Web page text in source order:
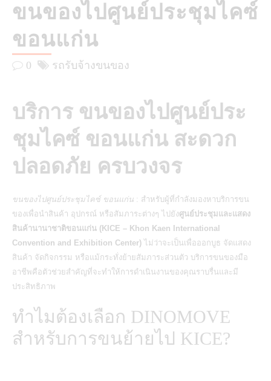
ขนของไปศูนย์ประชุมไคซ์
ขอนแก่น
0 รถรับจ้างขนของ
บริการ ขนของไปศูนย์ประ
ชุมไคซ์ ขอนแก่น สะดวก
ปลอดภัย ครบวงจร
ขนของไปศูนย์ประชุมไคซ์ ขอนแก่น : สำหรับผู้ที่กำลังมองหาบริการขน
ของเพื่อนำสินค้า อุปกรณ์ หรือสัมภาระต่างๆ ไปยังศูนย์ประชุมและแสดง
สินค้านานาชาติขอนแก่น (KICE – Khon Kaen International
Convention and Exhibition Center) ไม่ว่าจะเป็นเพื่อออกบูธ จัดแสดง
สินค้า จัดกิจกรรม หรือแม้กระทั่งย้ายสัมภาระส่วนตัว บริการขนของมือ
อาชีพคือตัวช่วยสำคัญที่จะทำให้การดำเนินงานของคุณราบรื่นและมี
ประสิทธิภาพ
ทำไมต้องเลือก DINOMOVE
สำหรับการขนย้ายไป KICE?